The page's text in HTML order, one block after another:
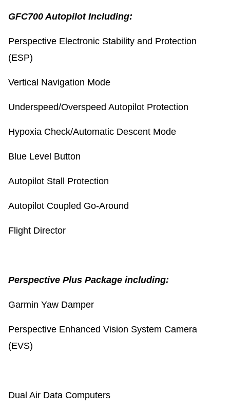
GFC700 Autopilot Including:
Perspective Electronic Stability and Protection
(ESP)
Vertical Navigation Mode
Underspeed/Overspeed Autopilot Protection
Hypoxia Check/Automatic Descent Mode
Blue Level Button
Autopilot Stall Protection
Autopilot Coupled Go-Around
Flight Director
Perspective Plus Package including:
Garmin Yaw Damper
Perspective Enhanced Vision System Camera
(EVS)
Dual Air Data Computers